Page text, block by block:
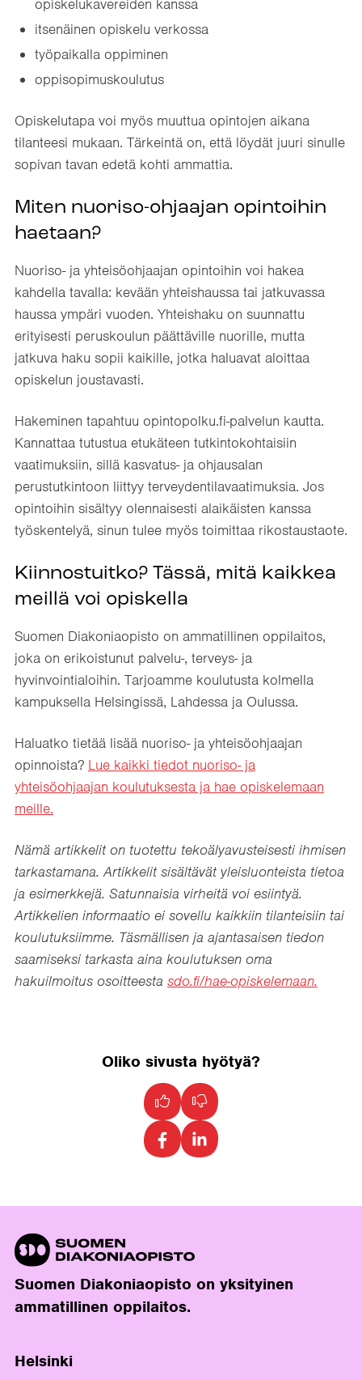
opiskelukavereiden kanssa
itsenäinen opiskelu verkossa
työpaikalla oppiminen
oppisopimuskoulutus
Opiskelutapa voi myös muuttua opintojen aikana
tilanteesi mukaan. Tärkeintä on, että löydät juuri sinulle
sopivan tavan edetä kohti ammattia.
Miten nuoriso-ohjaajan opintoihin
haetaan?
Nuoriso- ja yhteisöohjaajan opintoihin voi hakea
kahdella tavalla: kevään yhteishaussa tai jatkuvassa
haussa ympäri vuoden. Yhteishaku on suunnattu
erityisesti peruskoulun päättäville nuorille, mutta
jatkuva haku sopii kaikille, jotka haluavat aloittaa
opiskelun joustavasti.
Hakeminen tapahtuu opintopolku.fi-palvelun kautta.
Kannattaa tutustua etukäteen tutkintokohtaisiin
vaatimuksiin, sillä kasvatus- ja ohjausalan
perustutkintoon liittyy terveydentilavaatimuksia. Jos
opintoihin sisältyy olennaisesti alaikäisten kanssa
työskentelyä, sinun tulee myös toimittaa rikostaustaote.
Kiinnostuitko? Tässä, mitä kaikkea
meillä voi opiskella
Suomen Diakoniaopisto on ammatillinen oppilaitos,
joka on erikoistunut palvelu-, terveys- ja
hyvinvointialoihin. Tarjoamme koulutusta kolmella
kampuksella Helsingissä, Lahdessa ja Oulussa.
Haluatko tietää lisää nuoriso- ja yhteisöohjaajan
opinnoista? Lue kaikki tiedot nuoriso- ja
yhteisöohjaajan koulutuksesta ja hae opiskelemaan
meille.
Nämä artikkelit on tuotettu tekoälyavusteisesti ihmisen
tarkastamana. Artikkelit sisältävät yleisluonteista tietoa
ja esimerkkejä. Satunnaisia virheitä voi esiintyä.
Artikkelien informaatio ei sovellu kaikkiin tilanteisiin tai
koulutuksiimme. Täsmällisen ja ajantasaisen tiedon
saamiseksi tarkasta aina koulutuksen oma
hakuilmoitus osoitteesta sdo.fi/hae-opiskelemaan.
Oliko sivusta hyötyä?
Suomen Diakoniaopisto on yksityinen
ammatillinen oppilaitos.
Helsinki